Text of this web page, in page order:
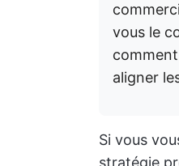
vous le
aligner
Si vous
stratégie